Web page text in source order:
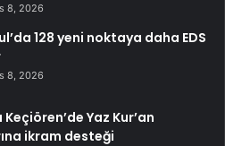
8, 2026
128 yeni noktaya daha EDS
8, 2026
Yaz Kur’an
ikram desteği